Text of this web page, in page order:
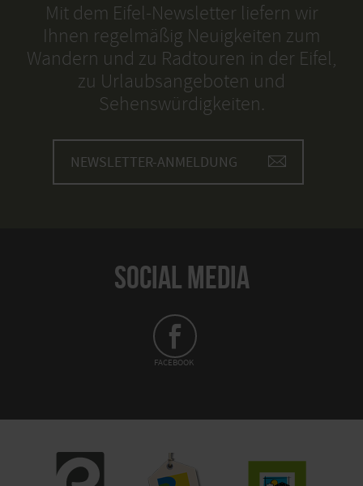
Mit dem Eifel-Newsletter liefern wir
Ihnen regelmäßig Neuigkeiten zum
Wandern und zu Radtouren in der Eifel,
zu Urlaubsangeboten und
Sehenswürdigkeiten.
NEWSLETTER-ANMELDUNG
SOCIAL MEDIA
FACEBOOK